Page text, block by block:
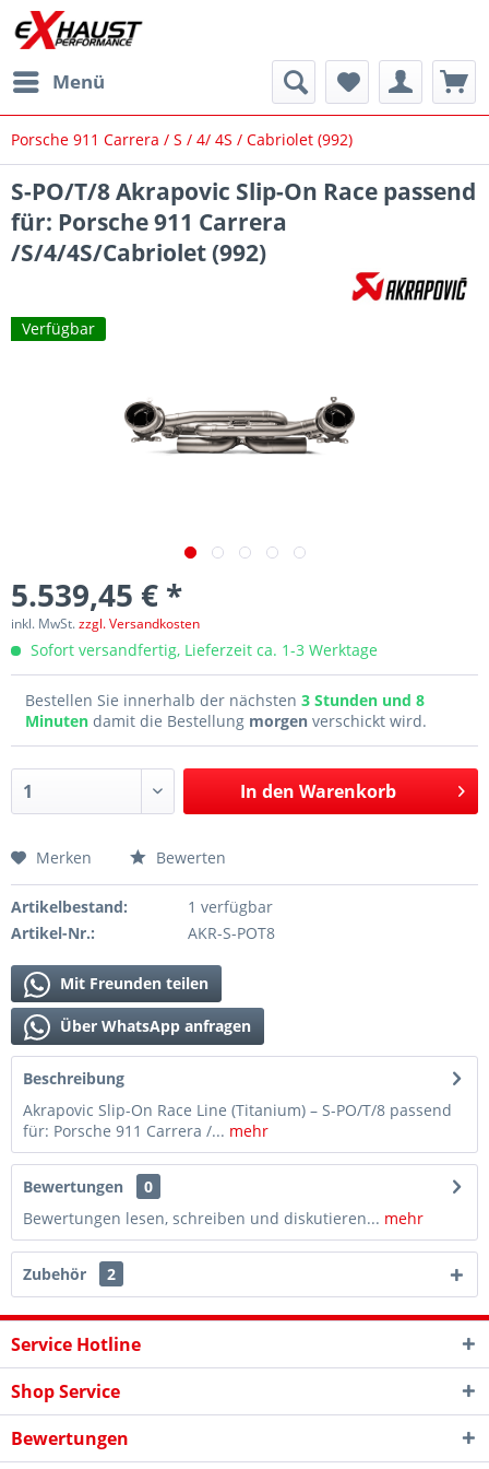
Menü
Porsche 911 Carrera / S / 4/ 4S / Cabriolet (992)
S-PO/T/8 Akrapovic Slip-On Race passend
für: Porsche 911 Carrera
/S/4/4S/Cabriolet (992)
Verfügbar
5.539,45 € *
inkl. MwSt.zzgl. Versandkosten
Sofort versandfertig, Lieferzeit ca. 1-3 Werktage
Bestellen Sie innerhalb der nächsten 3 Stunden und 8
Minuten damit die Bestellung morgen verschickt wird.
In den Warenkorb
Merken Bewerten
Artikelbestand:
1 verfügbar
Artikel-Nr.:
AKR-S-POT8
Mit Freunden teilen
Über WhatsApp anfragen
Beschreibung
Akrapovic Slip-On Race Line (Titanium) – S-PO/T/8 passend
für: Porsche 911 Carrera /... mehr
Bewertungen
0
Bewertungen lesen, schreiben und diskutieren... mehr
Zubehör 2
Service Hotline
Shop Service
Bewertungen